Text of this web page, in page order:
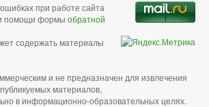
при работе сайта
помощи формы обратной
содержать материалы
и не предназначен для извлечения
материалов,
в информационно-образовательных целях.